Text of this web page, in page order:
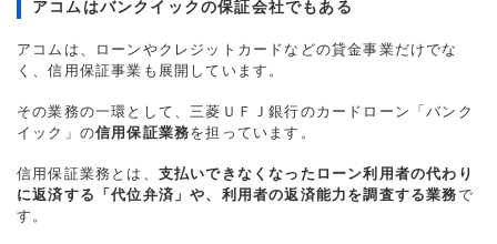
アコムはバンクイックの保証会社でもある
アコムは、ローンやクレジットカードなどの貸金事業だけでな
く、信用保証事業も展開しています。
その業務の一環として、三菱ＵＦＪ銀行のカードローン「バンク
イック」の信用保証業務を担っています。
信用保証業務とは、 支払いできなくなったローン利用者の代わり
に返済する「代位弁済」や、利用者の返済能力を調査する業務で
す。